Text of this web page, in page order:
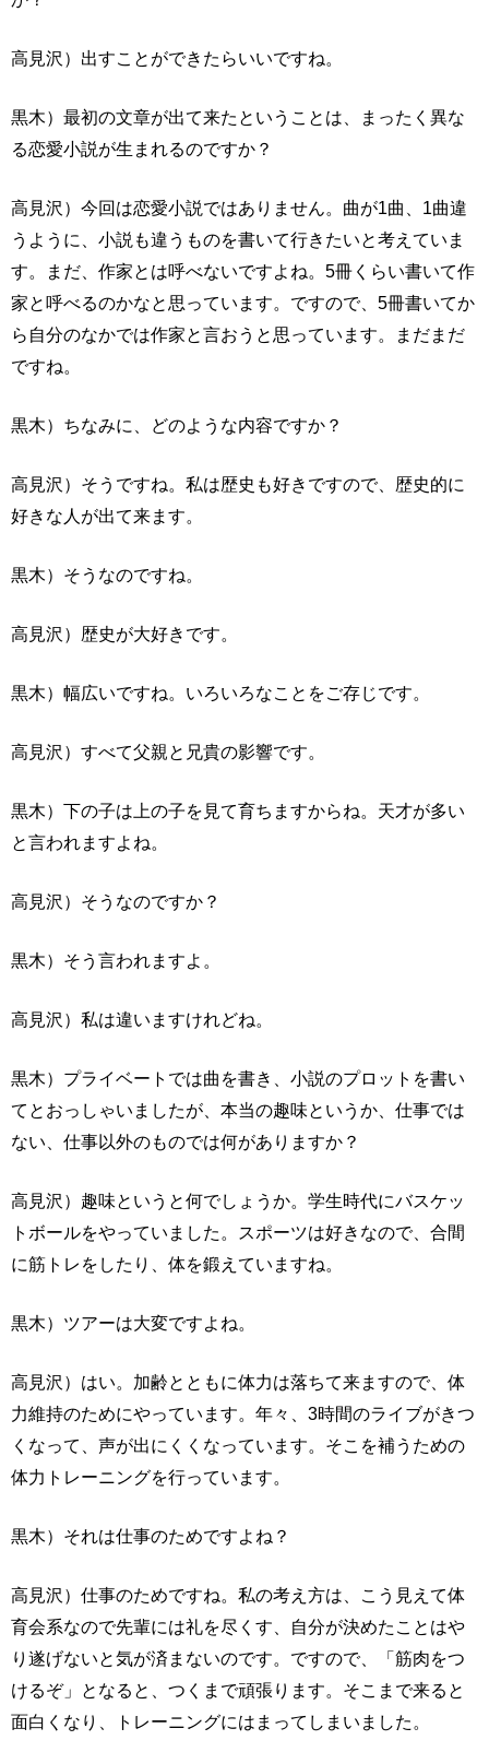
高見沢）出すことができたらいいですね。
黒木）最初の文章が出て来たということは、まったく異な
る恋愛小説が生まれるのですか？
高見沢）今回は恋愛小説ではありません。曲が1曲、1曲違
うように、小説も違うものを書いて行きたいと考えていま
す。まだ、作家とは呼べないですよね。5冊くらい書いて作
家と呼べるのかなと思っています。ですので、5冊書いてか
ら自分のなかでは作家と言おうと思っています。まだまだ
ですね。
黒木）ちなみに、どのような内容ですか？
高見沢）そうですね。私は歴史も好きですので、歴史的に
好きな人が出て来ます。
黒木）そうなのですね。
高見沢）歴史が大好きです。
黒木）幅広いですね。いろいろなことをご存じです。
高見沢）すべて父親と兄貴の影響です。
黒木）下の子は上の子を見て育ちますからね。天才が多い
と言われますよね。
高見沢）そうなのですか？
黒木）そう言われますよ。
高見沢）私は違いますけれどね。
黒木）プライベートでは曲を書き、小説のプロットを書い
てとおっしゃいましたが、本当の趣味というか、仕事では
ない、仕事以外のものでは何がありますか？
高見沢）趣味というと何でしょうか。学生時代にバスケッ
トボールをやっていました。スポーツは好きなので、合間
に筋トレをしたり、体を鍛えていますね。
黒木）ツアーは大変ですよね。
高見沢）はい。加齢とともに体力は落ちて来ますので、体
力維持のためにやっています。年々、3時間のライブがきつ
くなって、声が出にくくなっています。そこを補うための
体力トレーニングを行っています。
黒木）それは仕事のためですよね？
高見沢）仕事のためですね。私の考え方は、こう見えて体
育会系なので先輩には礼を尽くす、自分が決めたことはや
り遂げないと気が済まないのです。ですので、「筋肉をつ
けるぞ」となると、つくまで頑張ります。そこまで来ると
面白くなり、トレーニングにはまってしまいました。